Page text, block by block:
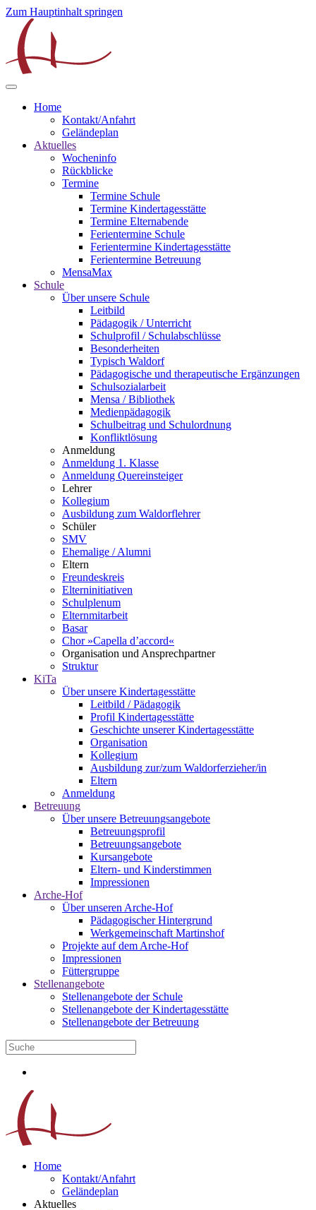
Zum Hauptinhalt springen
Home
Kontakt/Anfahrt
Geländeplan
Aktuelles
Wocheninfo
Rückblicke
Termine
Termine Schule
Termine Kindertagesstätte
Termine Elternabende
Ferientermine Schule
Ferientermine Kindertagesstätte
Ferientermine Betreuung
MensaMax
Schule
Über unsere Schule
Leitbild
Pädagogik / Unterricht
Schulprofil / Schulabschlüsse
Besonderheiten
Typisch Waldorf
Pädagogische und therapeutische Ergänzungen
Schulsozialarbeit
Mensa / Bibliothek
Medienpädagogik
Schulbeitrag und Schulordnung
Konfliktlösung
Anmeldung
Anmeldung 1. Klasse
Anmeldung Quereinsteiger
Lehrer
Kollegium
Ausbildung zum Waldorflehrer
Schüler
SMV
Ehemalige / Alumni
Eltern
Freundeskreis
Elterninitiativen
Schulplenum
Elternmitarbeit
Basar
Chor »Capella d’accord«
Organisation und Ansprechpartner
Struktur
KiTa
Über unsere Kindertagesstätte
Leitbild / Pädagogik
Profil Kindertagesstätte
Geschichte unserer Kindertagesstätte
Organisation
Kollegium
Ausbildung zur/zum Waldorferzieher/in
Eltern
Anmeldung
Betreuung
Über unsere Betreuungsangebote
Betreuungsprofil
Betreuungsangebote
Kursangebote
Eltern- und Kinderstimmen
Impressionen
Arche-Hof
Über unseren Arche-Hof
Pädagogischer Hintergrund
Werkgemeinschaft Martinshof
Projekte auf dem Arche-Hof
Impressionen
Füttergruppe
Stellenangebote
Stellenangebote der Schule
Stellenangebote der Kindertagesstätte
Stellenangebote der Betreuung
Home
Kontakt/Anfahrt
Geländeplan
Aktuelles